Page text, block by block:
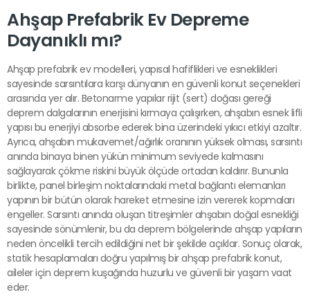
Ahşap Prefabrik Ev Depreme
Dayanıklı mı?
Ahşap prefabrik ev modelleri, yapısal hafiflikleri ve esneklikleri
sayesinde sarsıntılara karşı dünyanın en güvenli konut seçenekleri
arasında yer alır. Betonarme yapılar rijit (sert) doğası gereği
deprem dalgalarının enerjisini kırmaya çalışırken, ahşabın esnek lifli
yapısı bu enerjiyi absorbe ederek bina üzerindeki yıkıcı etkiyi azaltır.
Ayrıca, ahşabın mukavemet/ağırlık oranının yüksek olması, sarsıntı
anında binaya binen yükün minimum seviyede kalmasını
sağlayarak çökme riskini büyük ölçüde ortadan kaldırır. Bununla
birlikte, panel birleşim noktalarındaki metal bağlantı elemanları
yapının bir bütün olarak hareket etmesine izin vererek kopmaları
engeller. Sarsıntı anında oluşan titreşimler ahşabın doğal esnekliği
sayesinde sönümlenir, bu da deprem bölgelerinde ahşap yapıların
neden öncelikli tercih edildiğini net bir şekilde açıklar. Sonuç olarak,
statik hesaplamaları doğru yapılmış bir ahşap prefabrik konut,
aileler için deprem kuşağında huzurlu ve güvenli bir yaşam vaat
eder.